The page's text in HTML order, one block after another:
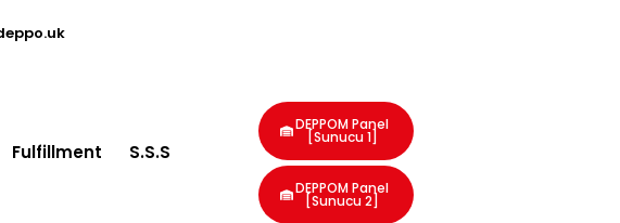
Fulfillment
S.S.S
DEPPOM Panel
[Sunucu 1]
DEPPOM Panel
[Sunucu 2]